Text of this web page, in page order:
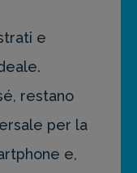
e
restano
per la
e,